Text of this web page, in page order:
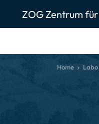
ZOG Zentrum
Home Labo